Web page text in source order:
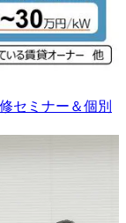
セミナー＆個別